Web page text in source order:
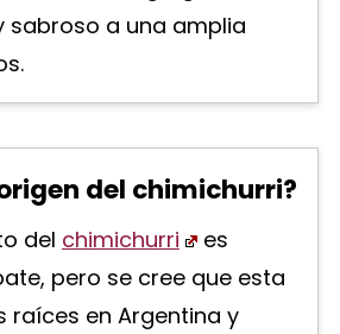
sabroso a una amplia
del chimichurri?
del chimichurri
es
pero se cree que esta
raíces en Argentina y